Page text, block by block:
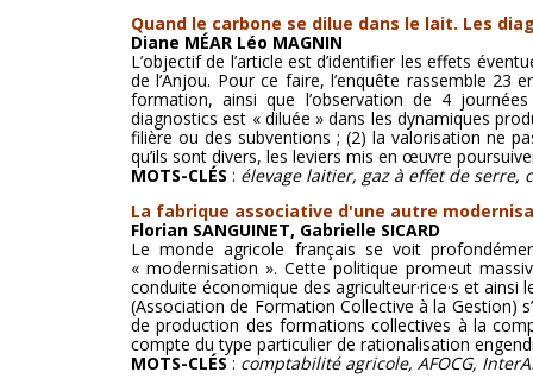
Quand le carbone se dilue dans le lait. Les
Diane MÉAR Léo MAGNIN
L’objectif de l’article est d’identifier les effets
de l’Anjou. Pour ce faire, l’enquête rassemble
formation, ainsi que l’observation de 4
diagnostics est « diluée » dans les dynamiques
filière ou des subventions ; (2) la valorisation ne
qu’ils sont divers, les leviers mis en œuvre
MOTS-CLÉS : élevage laitier, gaz à effet de
La fabrique associative d'une autre
Florian SANGUINET, Gabrielle SICARD
Le monde agricole français se voit
« modernisation ». Cette politique promeut
conduite économique des agriculteur·rice·s et
(Association de Formation Collective à la Gestion)
de production des formations collectives à la
compte du type particulier de rationalisation
MOTS-CLÉS: comptabilité agricole, AFOCG,